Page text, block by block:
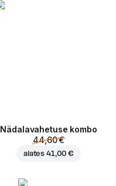
Nädalavahetuse kombo
44,60 €
alates 41,00 €